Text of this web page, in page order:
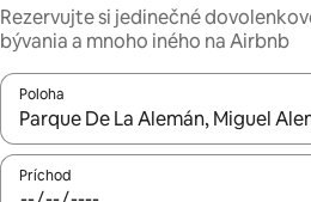
Rezervujte si jedinečné
bývania a mnoho iného na Airbnb
Poloha
Keď budú výsledky k dispozícii,
Príchod